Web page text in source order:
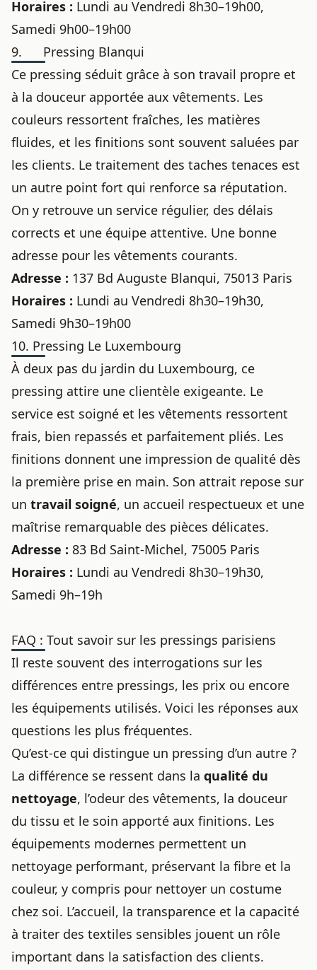
Horaires : Lundi au Vendredi 8h30–19h00,
Samedi 9h00–19h00
9. Pressing Blanqui
Ce pressing séduit grâce à son travail propre et
à la douceur apportée aux vêtements. Les
couleurs ressortent fraîches, les matières
fluides, et les finitions sont souvent saluées par
les clients. Le traitement des taches tenaces est
un autre point fort qui renforce sa réputation.
On y retrouve un service régulier, des délais
corrects et une équipe attentive. Une bonne
adresse pour les vêtements courants.
Adresse : 137 Bd Auguste Blanqui, 75013 Paris
Horaires : Lundi au Vendredi 8h30–19h30,
Samedi 9h30–19h00
10. Pressing Le Luxembourg
À deux pas du jardin du Luxembourg, ce
pressing attire une clientèle exigeante. Le
service est soigné et les vêtements ressortent
frais, bien repassés et parfaitement pliés. Les
finitions donnent une impression de qualité dès
la première prise en main. Son attrait repose sur
un travail soigné, un accueil respectueux et une
maîtrise remarquable des pièces délicates.
Adresse : 83 Bd Saint-Michel, 75005 Paris
Horaires : Lundi au Vendredi 8h30–19h30,
Samedi 9h–19h
FAQ : Tout savoir sur les pressings parisiens
Il reste souvent des interrogations sur les
différences entre pressings, les prix ou encore
les équipements utilisés. Voici les réponses aux
questions les plus fréquentes.
Qu’est-ce qui distingue un pressing d’un autre ?
La différence se ressent dans la qualité du
nettoyage, l’odeur des vêtements, la douceur
du tissu et le soin apporté aux finitions. Les
équipements modernes permettent un
nettoyage performant, préservant la fibre et la
couleur, y compris pour nettoyer un costume
chez soi. L’accueil, la transparence et la capacité
à traiter des textiles sensibles jouent un rôle
important dans la satisfaction des clients.